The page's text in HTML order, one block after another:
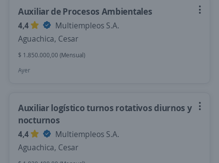
Auxiliar de Procesos Ambientales
4,4
Multiempleos S.A.
Aguachica, Cesar
$ 1.850.000,00 (Mensual)
Ayer
Auxiliar logístico turnos rotativos diurnos y
nocturnos
4,4
Multiempleos S.A.
Aguachica, Cesar